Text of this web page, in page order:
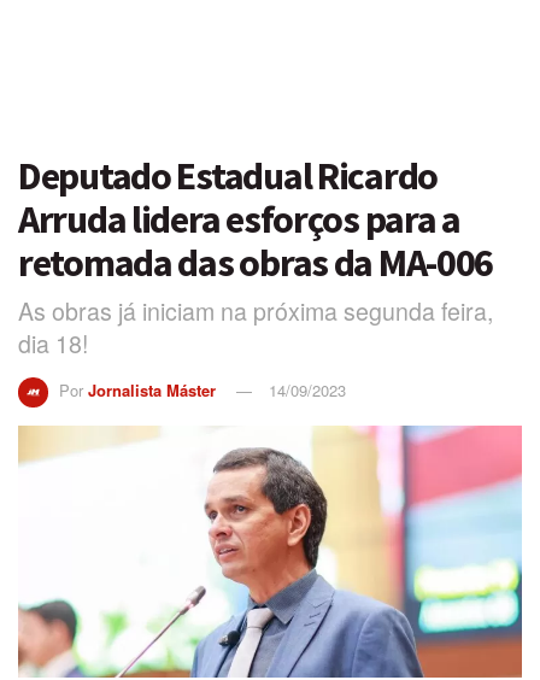
Deputado Estadual Ricardo
Arruda lidera esforços para a
retomada das obras da MA-006
As obras já iniciam na próxima segunda feira,
dia 18!
Por Jornalista Máster 14/09/2023